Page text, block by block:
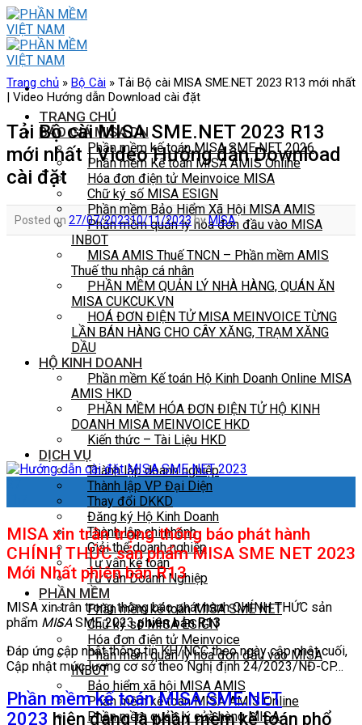
Skip
to
content
TRANG CHỦ
BÁO GIÁ MISA DN
Phần mềm kế toán MISA SME NET 2026
Phần mềm Kế toán MISA AMIS Online
Hóa đơn điện tử Meinvoice MISA
Chữ ký số MISA ESIGN
Phần mềm Bảo Hiểm Xã Hội MISA AMIS
Phần mềm quản lý hóa đơn đầu vào MISA
INBOT
MISA AMIS Thuế TNCN – Phần mềm AMIS
Thuế thu nhập cá nhân
PHẦN MỀM QUẢN LÝ NHÀ HÀNG, QUÁN ĂN
MISA CUKCUK.VN
HOÁ ĐƠN ĐIỆN TỬ MISA MEINVOICE TỪNG
LẦN BÁN HÀNG CHO CÂY XĂNG, TRẠM XĂNG
DẦU
HỘ KINH DOANH
Phần mềm Kế toán Hộ Kinh Doanh Online MISA
AMIS HKD
PHẦN MỀM HÓA ĐƠN ĐIỆN TỬ HỘ KINH
DOANH MISA MEINVOICE HKD
Kiến thức – Tài Liệu HKD
DỊCH VỤ
Thành lập doanh nghiệp
Thành lập VP Đại Diện
Thay đổi DKKD
Đăng ký Hộ Kinh Doanh
Thành lập chi nhánh
Giải thể doanh nghiệp
Tư vấn kế toán
Tư vấn Doanh Nghiệp
PHẦN MỀM
Phần mềm kế toán MISA SME NET
Chữ ký số MISA ESIGN
Hóa đơn điện tử Meinvoice
Phần mềm quản lý hóa đơn đầu vào MISA
INBOT
Bảo hiểm xã hội MISA AMIS
Phần mềm kế toán MISA AMIS Online
Phần mềm quản lý cửa hàng MISA
Trang chủ » Bộ Cài » Tải Bộ cài MISA SME.NET 2023 R13 mới nhất
| Video Hướng dẫn Download cài đặt
Tải Bộ cài MISA SME.NET 2023 R13
mới nhất | Video Hướng dẫn Download
cài đặt
Posted on 27/07/202310/11/2023 byMISA
MISA xin trân trọng thông báo phát hành
CHÍNH THỨC sản phẩm MISA SME NET 2023
Mới Nhất phiên bản R13
MISA xin trân trọng thông báo phát hành CHÍNH THỨC sản
phẩm MISASME 2023phiên bản R13
Đáp ứng cập nhật thông tin KH/NCC theo ngày cập nhật cuối,
Cập nhật mức lương cơ sở theo Nghị định 24/2023/NĐ-CP…
Phần mềm kế toán MISA SME.NET
2023 hiện đang là phần mềm kế toán phổ